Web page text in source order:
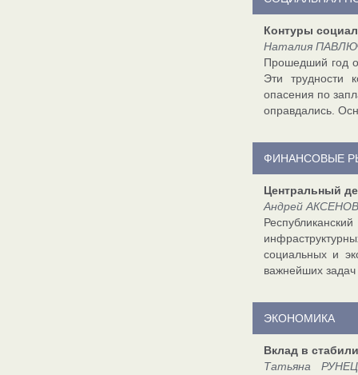
Контуры
Наталия
Прошедший год
Эти трудности
опасения по
оправдались.
ФИНАНСОВЫЕ
Центральный
Андрей
социальных и
важнейших задач
ЭКОНОМИКА
Вклад в
Татьяна